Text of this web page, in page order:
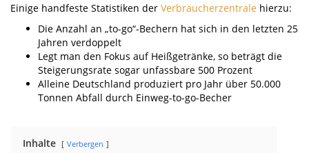
Einige handfeste Statistiken der Verbraucherzentrale hierzu:
Die Anzahl an „to-go“-Bechern hat sich in den letzten 25
Jahren verdoppelt
Legt man den Fokus auf Heißgetränke, so beträgt die
Steigerungsrate sogar unfassbare 500 Prozent
Alleine Deutschland produziert pro Jahr über 50.000
Tonnen Abfall durch Einweg-to-go-Becher
Inhalte Verbergen